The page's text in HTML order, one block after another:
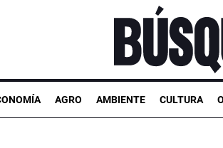
AGRO AMBIENTE CULTURA